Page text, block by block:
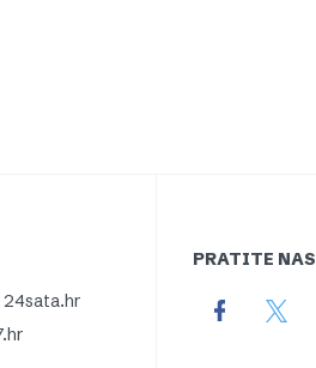
24sata.hr
PRATITE NAS